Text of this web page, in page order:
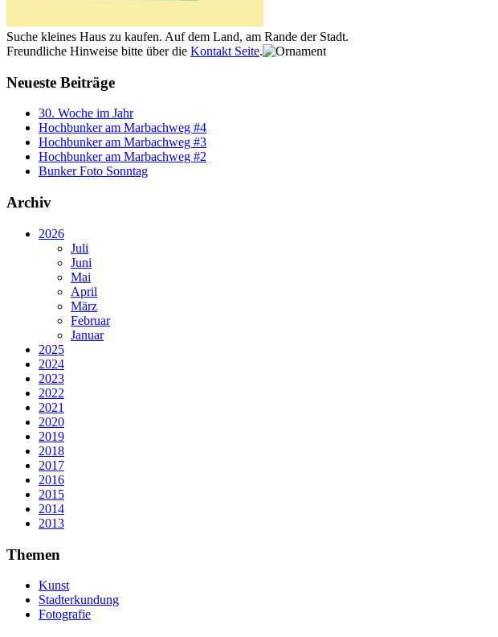
Suche kleines Haus zu kaufen. Auf dem Land, am Rande der Stadt.
Freundliche Hinweise bitte über die Kontakt Seite.
Neueste Beiträge
30. Woche im Jahr
Hochbunker am Marbachweg #4
Hochbunker am Marbachweg #3
Hochbunker am Marbachweg #2
Bunker Foto Sonntag
Archiv
2026
Juli
Juni
Mai
April
März
Februar
Januar
2025
2024
2023
2022
2021
2020
2019
2018
2017
2016
2015
2014
2013
Themen
Kunst
Stadterkundung
Fotografie